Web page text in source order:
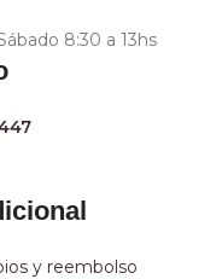
8:30 a 13hs
y reembolso